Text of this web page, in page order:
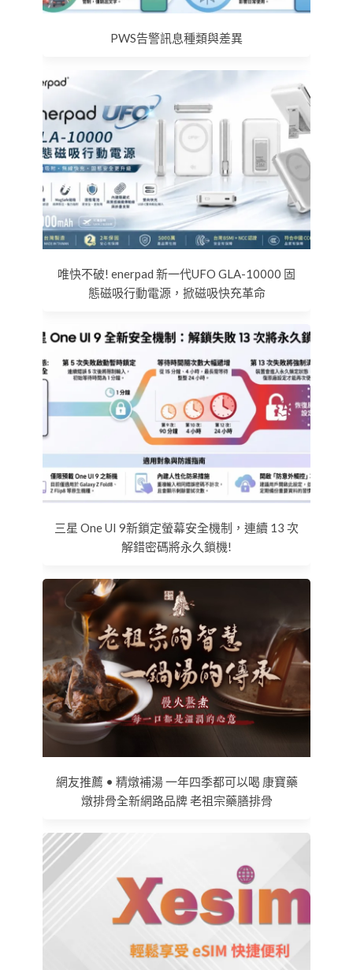
PWS告警訊息種類與差異
唯快不破! enerpad 新一代UFO GLA-10000 固
態磁吸行動電源，掀磁吸快充革命
三星 One UI 9新鎖定螢幕安全機制，連續 13 次
解錯密碼將永久鎖機!
網友推薦 • 精燉補湯 一年四季都可以喝 康寶藥
燉排骨全新網路品牌 老祖宗藥膳排骨